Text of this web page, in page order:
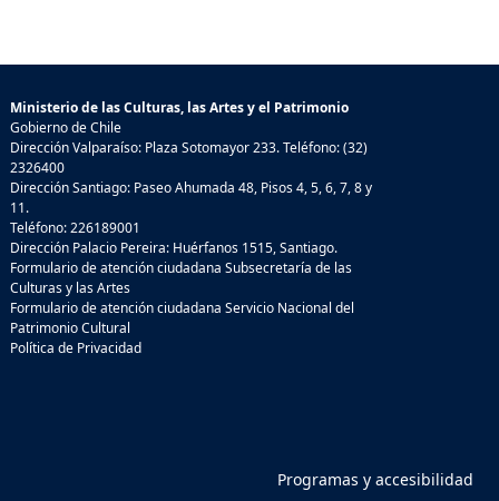
Ministerio de las Culturas, las Artes y el Patrimonio
Gobierno de Chile
Dirección Valparaíso: Plaza Sotomayor 233. Teléfono: (32)
2326400
Dirección Santiago: Paseo Ahumada 48, Pisos 4, 5, 6, 7, 8 y
11.
Teléfono: 226189001
Dirección Palacio Pereira: Huérfanos 1515, Santiago.
Formulario de atención ciudadana Subsecretaría de las
Culturas y las Artes
Formulario de atención ciudadana Servicio Nacional del
Patrimonio Cultural
Política de Privacidad
Programas y accesibilidad